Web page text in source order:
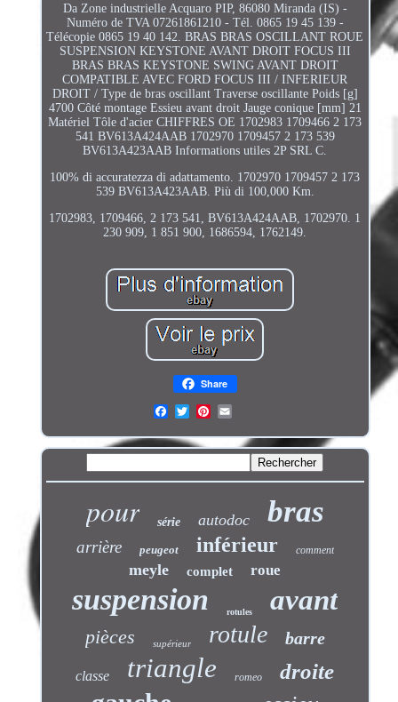
Da Zone industrielle Acquaro PIP, 86080 Miranda (IS) -
Numéro de TVA 07261861210 - Tél. 0865 19 45 139 -
Télécopie 0865 19 40 142. BRAS BRAS OSCILLANT ROUE
SUSPENSION KEYSTONE AVANT DROIT FOCUS III
BRAS BRAS KEYSTONE SWING AVANT DROIT
COMPATIBLE AVEC FORD FOCUS III / INFERIEUR
DROIT / Type de bras oscillant Traverse oscillante Poids [g]
4700 Côté montage Essieu avant droit Jauge conique [mm] 21
Matériel Tôle d'acier CHIFFRES OE 1702983 1709466 2 173
541 BV613A424AAB 1702970 1709457 2 173 539
BV613A423AAB Informations utiles 2P SRL C.
100% di accuratezza di adattamento. 1702970 1709457 2 173
539 BV613A423AAB. Più di 100,000 Km.
1702983, 1709466, 2 173 541, BV613A424AAB, 1702970. 1
230 909, 1 851 900, 1686594, 1762149.
Share
pour série autodoc bras
arrière peugeot inférieur comment
meyle complet roue
suspension rotules avant
pièces supérieur rotule barre
classe triangle romeo droite